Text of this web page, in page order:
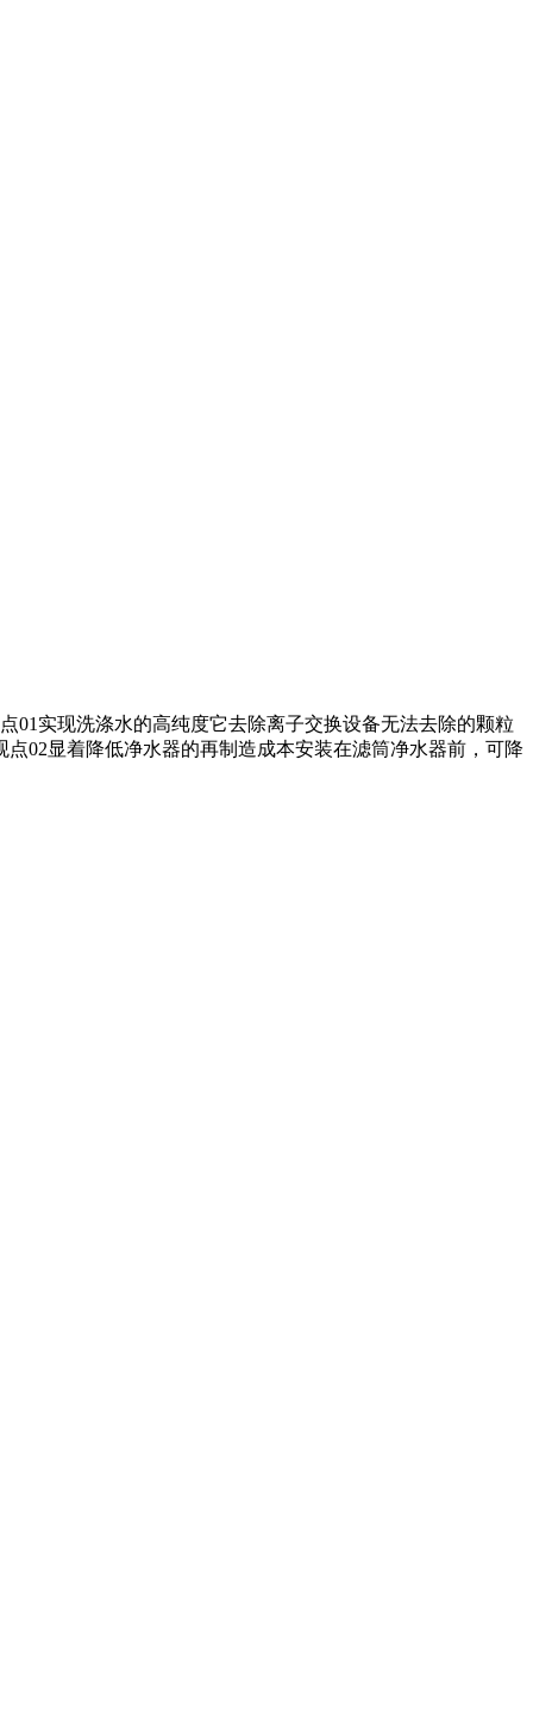
01实现洗涤水的高纯度它去除离子交换设备无法去除的颗粒
02显着降低净水器的再制造成本安装在滤筒净水器前，可降